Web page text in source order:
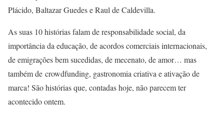
Plácido, Baltazar Guedes e Raul de Caldevilla.
As suas 10 histórias falam de responsabilidade social, da
importância da educação, de acordos comerciais internacionais,
de emigrações bem sucedidas, de mecenato, de amor… mas
também de crowdfunding, gastronomia criativa e ativação de
marca! São histórias que, contadas hoje, não parecem ter
acontecido ontem.